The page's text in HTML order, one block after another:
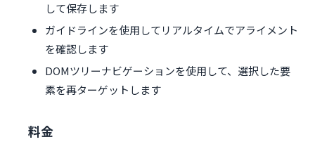
して保存します
ガイドラインを使用してリアルタイムでアライメント
を確認します
DOMツリーナビゲーションを使用して、選択した要
素を再ターゲットします
料金